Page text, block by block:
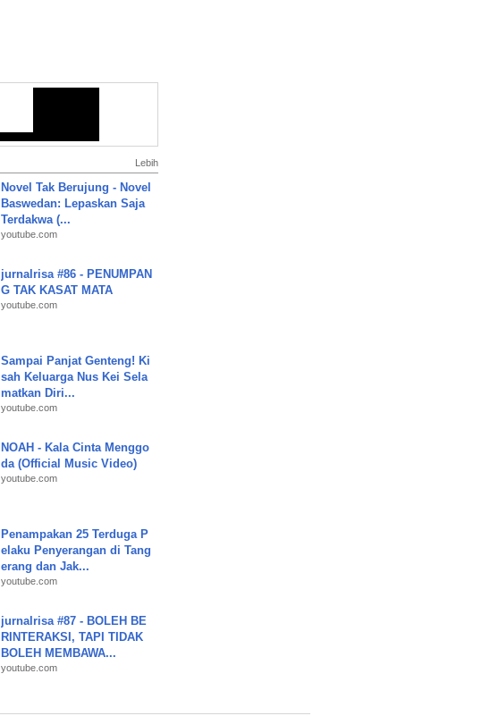
Lebih
Novel Tak Berujung - Novel
Baswedan: Lepaskan Saja
Terdakwa (...
youtube.com
jurnalrisa #86 - PENUMPAN
G TAK KASAT MATA
youtube.com
Sampai Panjat Genteng! Ki
sah Keluarga Nus Kei Sela
matkan Diri...
youtube.com
NOAH - Kala Cinta Menggo
da (Official Music Video)
youtube.com
Penampakan 25 Terduga P
elaku Penyerangan di Tang
erang dan Jak...
youtube.com
jurnalrisa #87 - BOLEH BE
RINTERAKSI, TAPI TIDAK
BOLEH MEMBAWA...
youtube.com